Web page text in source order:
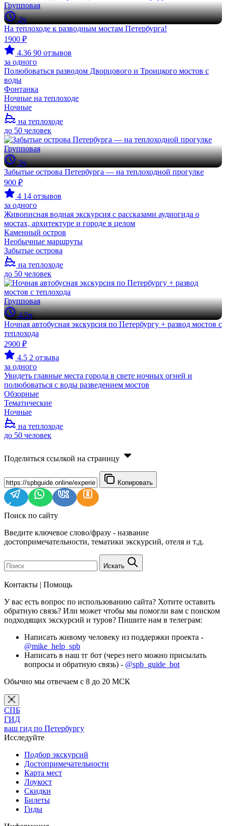
Групповая
2ч
На теплоходе к разводным мостам Петербурга!
1900 ₽
4.36 90 отзывов
за одного
Полюбоваться разводом Дворцового и Троицкого мостов с
воды
Фонтанка
Ночные на теплоходе
Ночные
на теплоходе
до 50 человек
Групповая
2ч
Забытые острова Петербурга — на теплоходной прогулке
900 ₽
4 14 отзывов
за одного
Живописная водная экскурсия с рассказами аудиогида о
мостах, архитектуре и городе в целом
Каменный остров
Необычные маршруты
Забытые острова
на теплоходе
до 50 человек
Групповая
4.5ч
Ночная автобусная экскурсия по Петербургу + развод мостов с
теплохода
2900 ₽
4.5 2 отзыва
за одного
Увидеть главные места города в свете ночных огней и
полюбоваться с воды разведением мостов
Обзорные
Тематические
Ночные
на теплоходе
до 50 человек
Поделиться ссылкой на страницу
Копировать
Поиск по сайту
Введите ключевое слово/фразу - название
достопримечательности, тематики экскурсий, отеля и т.д.
Искать
Контакты | Помощь
У вас есть вопрос по использованию сайта? Хотите оставить
обратную связь? Или может чтобы мы помогли вам с поиском
подходящих экскурсий и туров? Пишите нам в телеграм:
Написать живому человеку из поддержки проекта -
@mike_help_spb
Написать в наш тг бот (через него можно присылать
вопросы и обратную связь) - @spb_guide_bot
Обычно мы отвечаем с 8 до 20 МСК
СПБ
ГИД
ваш гид по Петербургу
Исследуйте
Подбор экскурсий
Достопримечательности
Карта мест
Лоукост
Скидки
Билеты
Гиды